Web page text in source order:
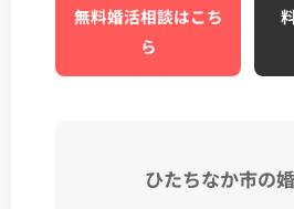
無料婚活相談はこち
ら
ひたちなか市の